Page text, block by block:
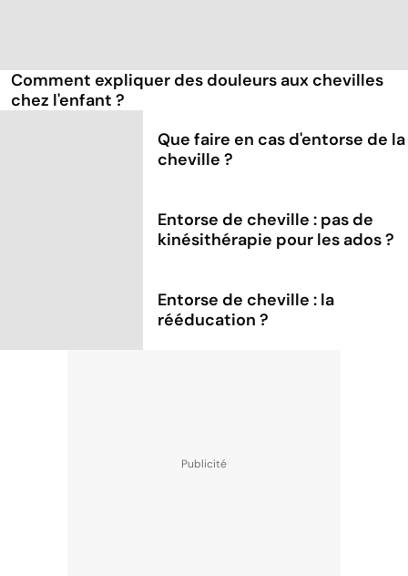
Comment expliquer des douleurs aux chevilles
chez l'enfant ?
Que faire en cas d'entorse de la
cheville ?
Entorse de cheville : pas de
kinésithérapie pour les ados ?
Entorse de cheville : la
rééducation ?